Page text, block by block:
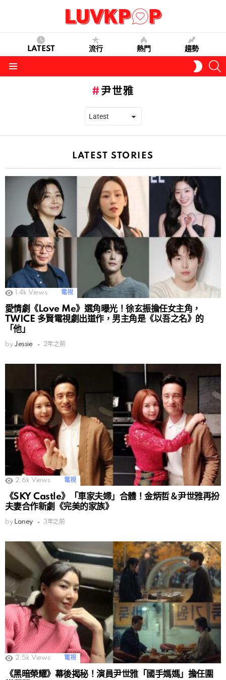
LATEST 流行 熱門 趨勢
SKIN
尹世雅
LATEST STORIES
1.4k Views 電視
愛情劇《Love Me》選角曝光！徐玄振擔任女主角，
TWICE 多賢電視劇出道作，男主角是《以吾之名》的
「他」
by Jessie 2年之前
2.6k Views 電視
《SKY Castle》「車家夫婦」合體！金炳哲＆尹世雅再扮
夫妻合作新劇《完美的家族》
by Laney 3年之前
2.5k Views 電視
《黑暗榮耀》幕後揭秘！演員尹世雅「國手媽媽」擔任圍